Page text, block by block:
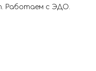
Работаем с ЭДО.